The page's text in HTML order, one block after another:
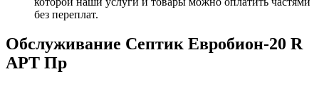
без переплат.
Обслуживание Септик Евробион-20 R
АРТ Пр